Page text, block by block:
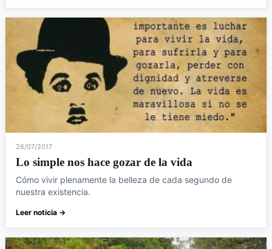
26/07/2017
Lo simple nos hace gozar de la vida
Cómo vivir plenamente la belleza de cada segundo de
nuestra existencia.
Leer noticia →